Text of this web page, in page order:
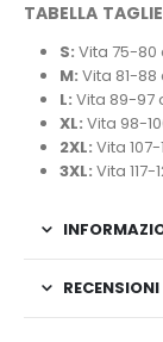
TABELLA
S: Vita 75-80
M: Vita 81-88
L: Vita 89-97
XL: Vita 98-
2XL: Vita 107-
3XL: Vita 117-